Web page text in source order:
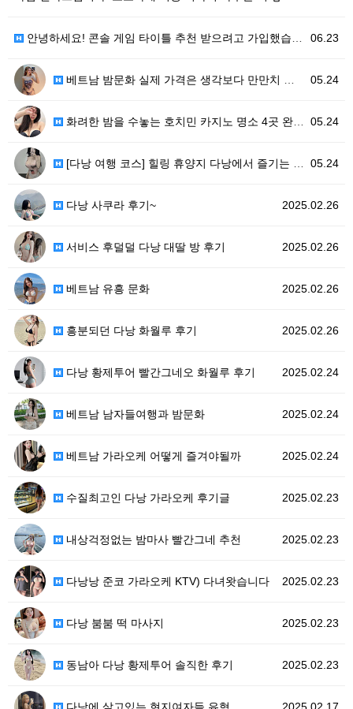
06.23
안녕하세요! 콘솔 게임 타이틀 추천 받으려고 가입했습니…
05.24
베트남 밤문화 실제 가격은 생각보다 만만치 않아요!
05.24
화려한 밤을 수놓는 호치민 카지노 명소 4곳 완벽 가이…
05.24
[다낭 여행 코스] 힐링 휴양지 다낭에서 즐기는 명품 …
2025.02.26
다낭 사쿠라 후기~
2025.02.26
서비스 후덜덜 다낭 대딸 방 후기
2025.02.26
베트남 유흥 문화
2025.02.26
흥분되던 다낭 화월루 후기
2025.02.24
다낭 황제투어 빨간그네오 화월루 후기
2025.02.24
베트남 남자들여행과 밤문화
2025.02.24
베트남 가라오케 어떻게 즐겨야될까
2025.02.23
수질최고인 다낭 가라오케 후기글
2025.02.23
내상걱정없는 밤마사 빨간그네 추천
2025.02.23
다낭낭 준코 가라오케 KTV) 다녀왓습니다
2025.02.23
다낭 붐붐 떡 마사지
2025.02.23
동남아 다낭 황제투어 솔직한 후기